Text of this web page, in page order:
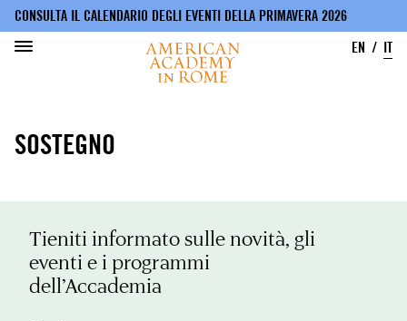
contenuto
principale
CONSULTA IL CALENDARIO DEGLI EVENTI DELLA PRIMAVERA 2026
EN
IT
SOSTEGNO
Tieniti informato sulle novità, gli
eventi e i programmi
dell’Accademia